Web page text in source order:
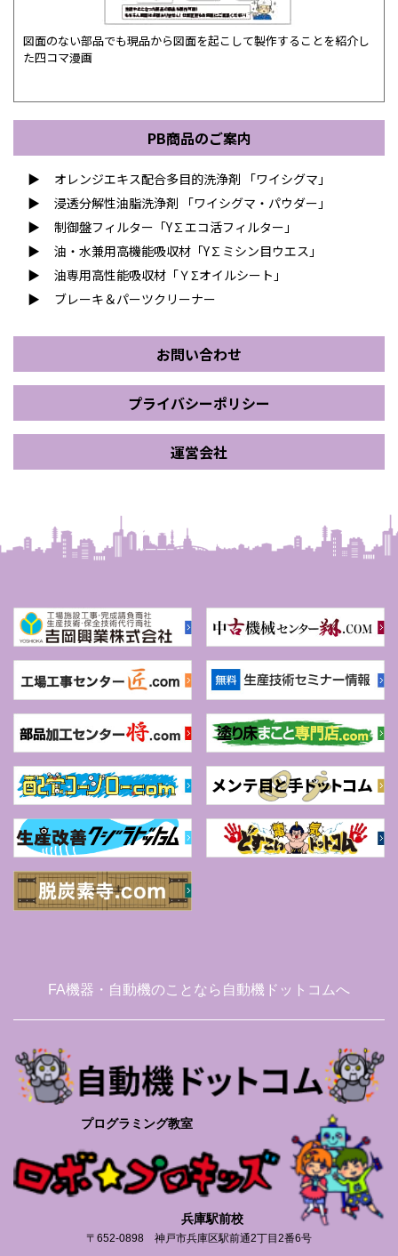
図面のない部品でも現品から図面を起こして製作することを紹介し
た四コマ漫画
PB商品のご案内
オレンジエキス配合多目的洗浄剤 「ワイシグマ」
浸透分解性油脂洗浄剤 「ワイシグマ・パウダー」
制御盤フィルター 「Y∑エコ活フィルター」
油・水兼用高機能吸収材 「Y∑ミシン目ウエス」
油専用高性能吸収材 「ＹΣオイルシート」
ブレーキ＆パーツクリーナー
お問い合わせ
プライバシーポリシー
運営会社
FA機器・自動機のことなら自動機ドットコムへ
プログラミング教室
兵庫駅前校
〒652-0898 神戸市兵庫区駅前通2丁目2番6号